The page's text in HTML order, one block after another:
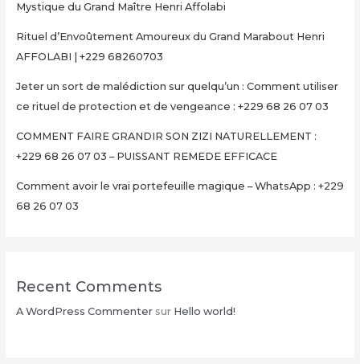
Mystique du Grand Maître Henri Affolabi
Rituel d’Envoûtement Amoureux du Grand Marabout Henri
AFFOLABI | +229 68260703
Jeter un sort de malédiction sur quelqu’un : Comment utiliser
ce rituel de protection et de vengeance : +229 68 26 07 03
COMMENT FAIRE GRANDIR SON ZIZI NATURELLEMENT :
+229 68 26 07 03 – PUISSANT REMEDE EFFICACE
Comment avoir le vrai portefeuille magique – WhatsApp : +229
68 26 07 03
Recent Comments
A WordPress Commentersur Hello world!